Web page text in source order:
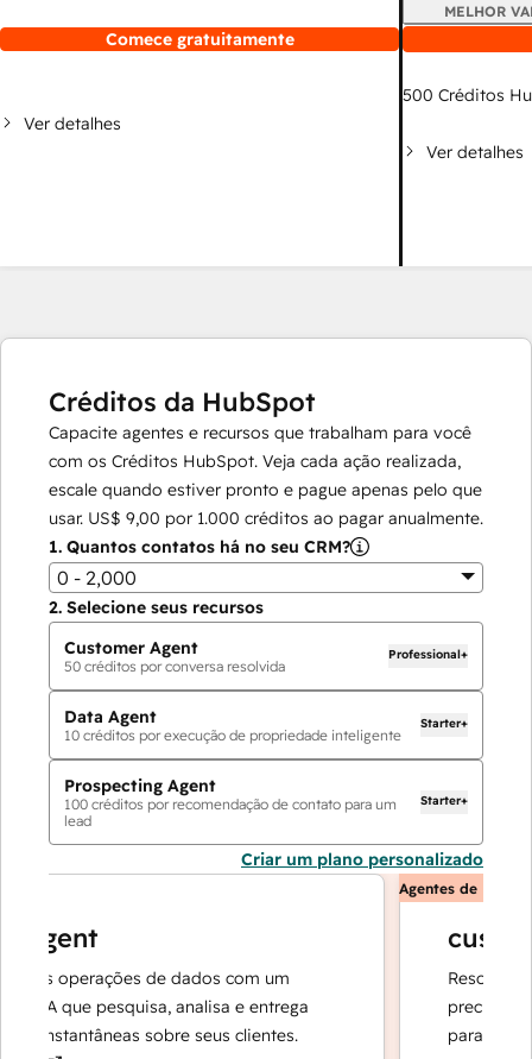
Comece gratuitamente
Ver detalhes
MELHOR
500 Créditos
Ver detalhes
Créditos da HubSpot
Capacite agentes e recursos que trabalham para você
com os Créditos HubSpot. Veja cada ação realizada,
escale quando estiver pronto e pague apenas pelo que
usar. US$ 9,00 por 1.000 créditos ao pagar anualmente.
1. Quantos contatos há no seu CRM?
0 - 2,000
2. Selecione seus recursos
Customer Agent
50 créditos por conversa resolvida
Professional+
Data Agent
10 créditos por execução de propriedade inteligente
Starter+
Prospecting Agent
100 créditos por recomendação de contato para um
lead
Starter+
Criar um plano personalizado
operações de dados com um
que pesquisa, analisa e entrega
sobre seus clientes.
Agentes de IA
Resolve
precisas — e
para que sua